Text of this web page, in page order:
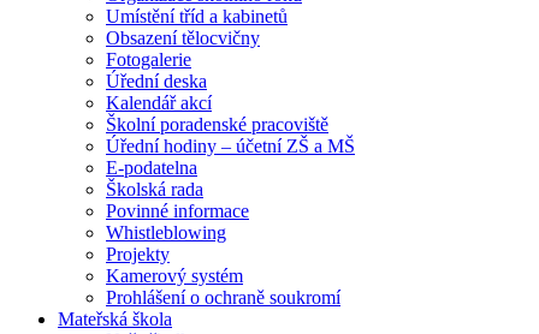
Umístění tříd a kabinetů
Obsazení tělocvičny
Fotogalerie
Úřední deska
Kalendář akcí
Školní poradenské pracoviště
Úřední hodiny – účetní ZŠ a MŠ
E-podatelna
Školská rada
Povinné informace
Whistleblowing
Projekty
Kamerový systém
Prohlášení o ochraně soukromí
Mateřská škola